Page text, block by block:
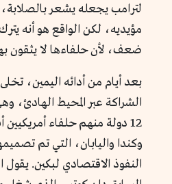
لترامب يجعله يشعر
مؤيديه، لكن الواقع هو أنه
ضعف، لأن حلفاءها لا يثقون
بعد أيام من أدائه اليمين،
الشراكة عبر المحيط الهادئ،
12 دولة منهم حلفاء أمريكيين
وكندا واليابان، التي تم
النفوذ الاقتصادي لبكين. يقول